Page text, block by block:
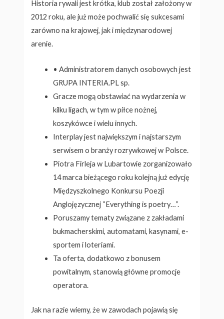
Historia rywali jest krótka, klub został założony w
2012 roku, ale już może pochwalić się sukcesami
zarówno na krajowej, jak i międzynarodowej
arenie.
• Administratorem danych osobowych jest
GRUPA INTERIA.PL sp.
Gracze mogą obstawiać na wydarzenia w
kilku ligach, w tym w piłce nożnej,
koszykówce i wielu innych.
Interplay jest największym i najstarszym
serwisem o branży rozrywkowej w Polsce.
Piotra Firleja w Lubartowie zorganizowało
14 marca bieżącego roku kolejną już edycję
Międzyszkolnego Konkursu Poezji
Anglojęzycznej “Everything is poetry…”.
Poruszamy tematy związane z zakładami
bukmacherskimi, automatami, kasynami, e-
sportem i loteriami.
Ta oferta, dodatkowo z bonusem
powitalnym, stanowią główne promocje
operatora.
Jak na razie wiemy, że w zawodach pojawią się